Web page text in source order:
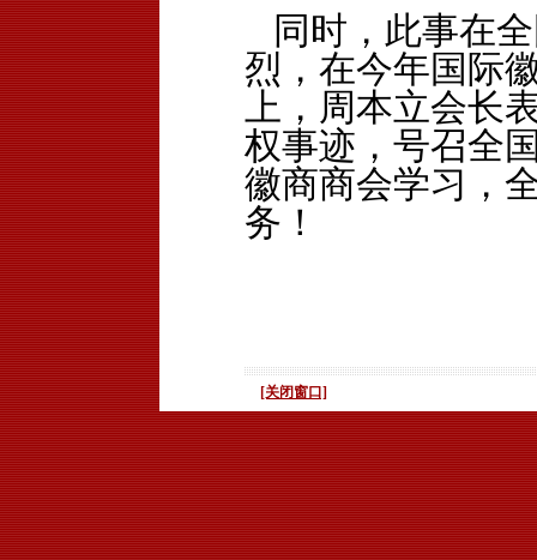
同时，此事在
烈，在今年国际
上，周本立会长
权事迹，号召全
徽商商会学习，
务！
[关闭窗口]